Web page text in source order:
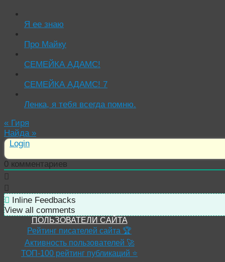
Я ее знаю
Про Майку
СЕМЕЙКА АДАМС!
СЕМЕЙКА АДАМС! 7
Ленка, я тебя всегда помню.
« Гиря
Найда »
Login
0 комментариев
Inline Feedbacks
View all comments
ПОЛЬЗОВАТЕЛИ САЙТА
Рейтинг писателей сайта 🏆
Активность пользователей 🚀
ТОП-100 рейтинг публикаций ⭐